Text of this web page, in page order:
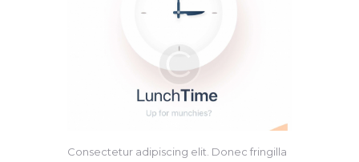
Consectetur adipiscing elit. Donec fringilla